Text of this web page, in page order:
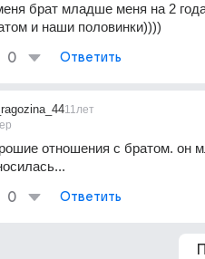
брат младше меня на 2
и наши половинки))))
0 Ответить
11лет
отношения с братом. он
0 Ответить